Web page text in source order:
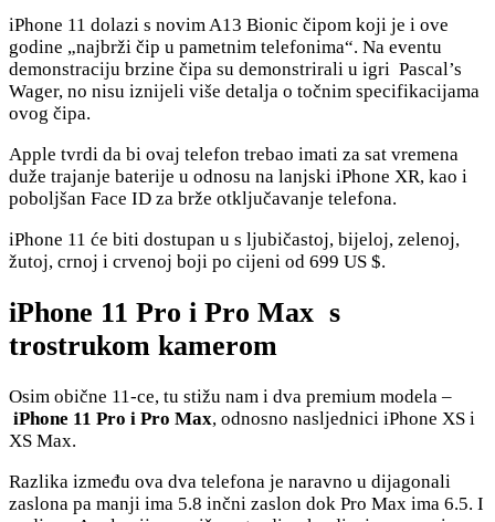
iPhone 11 dolazi s novim A13 Bionic čipom koji je i ove
godine „najbrži čip u pametnim telefonima“. Na eventu
demonstraciju brzine čipa su demonstrirali u igri Pascal’s
Wager, no nisu iznijeli više detalja o točnim specifikacijama
ovog čipa.
Apple tvrdi da bi ovaj telefon trebao imati za sat vremena
duže trajanje baterije u odnosu na lanjski iPhone XR, kao i
poboljšan Face ID za brže otključavanje telefona.
iPhone 11 će biti dostupan u s ljubičastoj, bijeloj, zelenoj,
žutoj, crnoj i crvenoj boji po cijeni od 699 US $.
iPhone 11 Pro i Pro Max s
trostrukom kamerom
Osim obične 11-ce, tu stižu nam i dva premium modela –
iPhone 11 Pro i Pro Max, odnosno nasljednici iPhone XS i
XS Max.
Razlika između ova dva telefona je naravno u dijagonali
zaslona pa manji ima 5.8 inčni zaslon dok Pro Max ima 6.5. I